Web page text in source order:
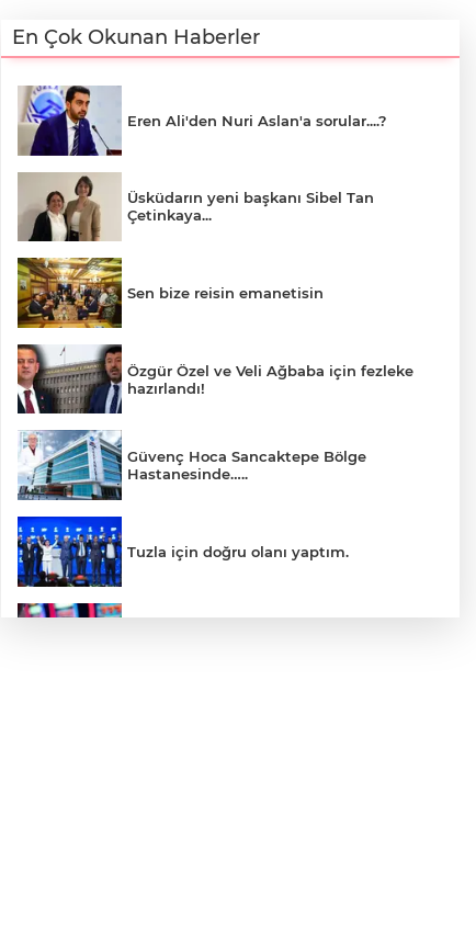
En Çok Okunan Haberler
Eren Ali'den Nuri Aslan'a sorular....?
Üsküdarın yeni başkanı Sibel Tan
Çetinkaya...
Sen bize reisin emanetisin
Özgür Özel ve Veli Ağbaba için fezleke
hazırlandı!
Güvenç Hoca Sancaktepe Bölge
Hastanesinde…..
Tuzla için doğru olanı yaptım.